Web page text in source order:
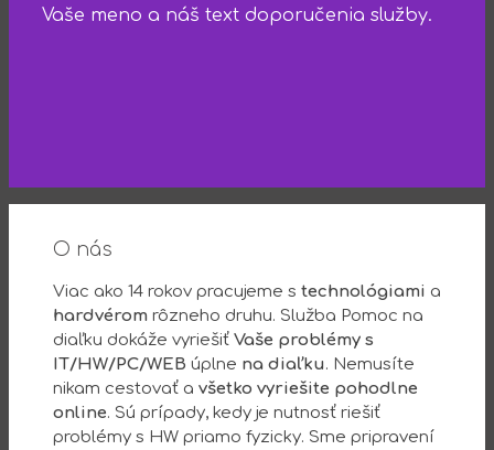
Vaše meno a náš text doporučenia služby.
O nás
Viac ako 14 rokov pracujeme s technológiami a
hardvérom rôzneho druhu. Služba Pomoc na
diaľku dokáže vyriešiť Vaše problémy s
IT/HW/PC/WEB úplne na diaľku. Nemusíte
nikam cestovať a všetko vyriešite pohodlne
online. Sú prípady, kedy je nutnosť riešiť
problémy s HW priamo fyzicky. Sme pripravení